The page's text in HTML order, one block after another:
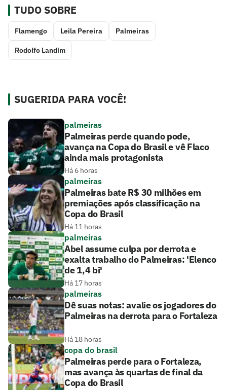
TUDO SOBRE
Flamengo Leila Pereira Palmeiras
Rodolfo Landim
SUGERIDA PARA VOCÊ!
palmeiras
Palmeiras perde quando pode,
avança na Copa do Brasil e vê Flaco
ainda mais protagonista
Há 6 horas
palmeiras
Palmeiras bate R$ 30 milhões em
premiações após classificação na
Copa do Brasil
Há 11 horas
palmeiras
Abel assume culpa por derrota e
exalta trabalho do Palmeiras: 'Elenco
de 1,4 bi'
Há 17 horas
palmeiras
Dê suas notas: avalie os jogadores do
Palmeiras na derrota para o Fortaleza
Há 18 horas
copa do brasil
Palmeiras perde para o Fortaleza,
mas avança às quartas de final da
Copa do Brasil